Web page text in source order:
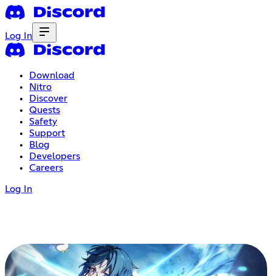
Log In
Download
Nitro
Discover
Quests
Safety
Support
Blog
Developers
Careers
Log In